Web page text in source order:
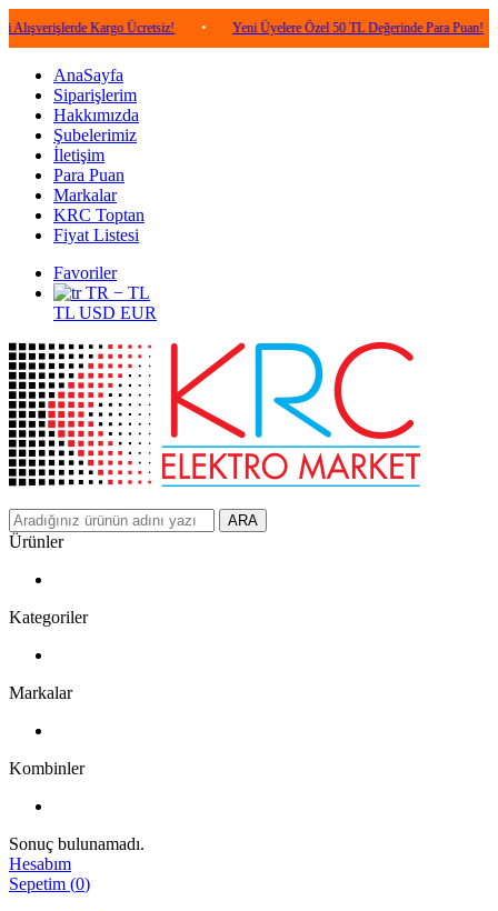
Kargo Ücretsiz! • Yeni Üyelere Özel 50 TL Değerinde Para Puan! •
AnaSayfa
Siparişlerim
Hakkımızda
Şubelerimiz
İletişim
Para Puan
Markalar
KRC Toptan
Fiyat Listesi
Favoriler
TR − TL
TL USD EUR
ARA
Ürünler
Kategoriler
Markalar
Kombinler
Sonuç bulunamadı.
Hesabım
Sepetim (0)